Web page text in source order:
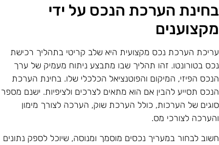
הערכת הנכס על ידי
הערכת נכס מקצועית היא שלב קריטי בתהליך רכישת
בטורונטו. זהו תהליך שבו מתבצע ניתוח מעמיק של ערך
הפיזי, המיקום והפוטנציאל הכלכלי שלו. בחינת הערכת
תסייע להבין אם הוא מתאים לצרכים ולציפיות. ישנם מספר
של הערכות, כולל הערכת שוק, הערכה לצורך מימון
לצורכי מס.
לבחור במעריך נכסים מוסמך ומנוסה, שיוכל לספק נתונים